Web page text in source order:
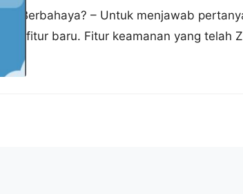
Berbahaya? – Untuk menjawab
fitur baru. Fitur keamanan yang telah
yaitu autentikasi 2 faktor (2FA). Fitur ini
dan mencegah pelanggaran